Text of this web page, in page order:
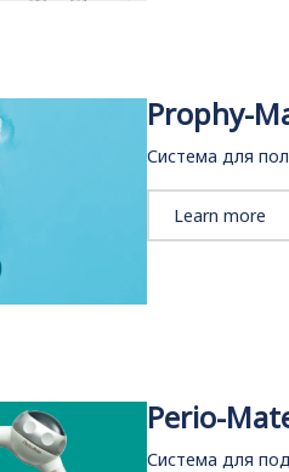
Prophy-
Система для
Learn more
Perio-
Система для